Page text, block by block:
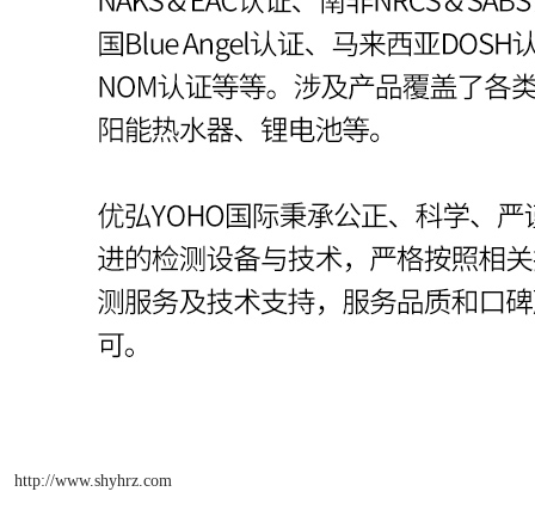
http://www.shyhrz.com